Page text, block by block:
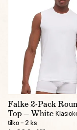
Falke 2-Pack
Top — White
tílko – 2 ks